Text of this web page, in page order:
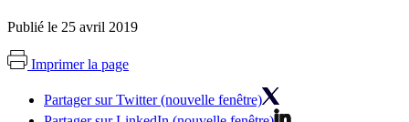
Publié le 25 avril 2019
Imprimer la page
Partager sur Twitter (nouvelle fenêtre)